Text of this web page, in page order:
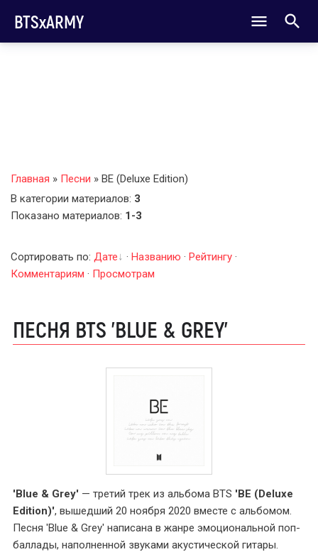
BTSxARMY
Главная » Песни » BE (Deluxe Edition)
В категории материалов: 3
Показано материалов: 1-3
Сортировать по: Дате · Названию · Рейтингу ·
Комментариям · Просмотрам
ПЕСНЯ BTS 'BLUE & GREY'
'Blue & Grey' — третий трек из альбома BTS 'BE (Deluxe
Edition)', вышедший 20 ноября 2020 вместе с альбомом.
Песня 'Blue & Grey' написана в жанре эмоциональной поп-
баллады, наполненной звуками акустической гитары.